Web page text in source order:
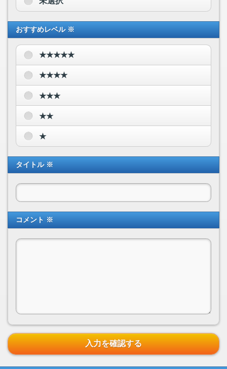
おすすめレベル ※
★★★★★
★★★★
★★★
★★
★
タイトル ※
コメント ※
入力を確認する